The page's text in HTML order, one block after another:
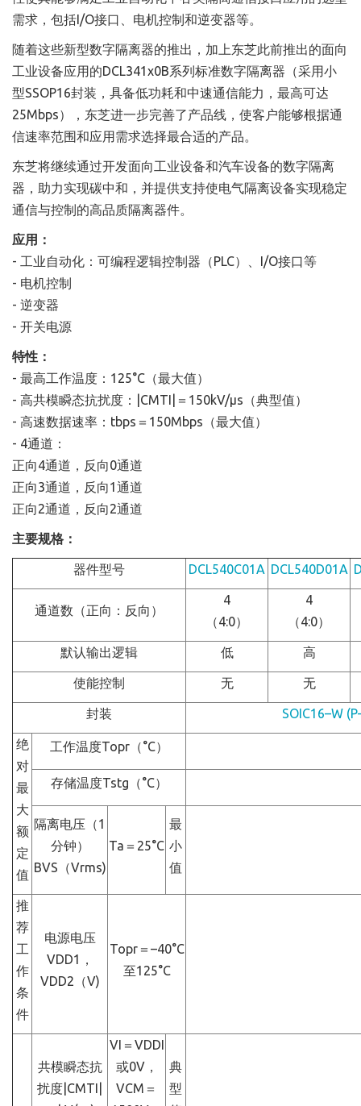
需求，包括I/O接口、电机控制和逆变器等。
随着这些新型数字隔离器的推出，加上东芝此前推出的面向
工业设备应用的DCL341x0B系列标准数字隔离器（采用小
型SSOP16封装，具备低功耗和中速通信能力，最高可达
25Mbps），东芝进一步完善了产品线，使客户能够根据通
信速率范围和应用需求选择最合适的产品。
东芝将继续通过开发面向工业设备和汽车设备的数字隔离
器，助力实现碳中和，并提供支持使电气隔离设备实现稳定
通信与控制的高品质隔离器件。
应用：
- 工业自动化：可编程逻辑控制器（PLC）、I/O接口等
- 电机控制
- 逆变器
- 开关电源
特性：
- 最高工作温度：125°C（最大值）
- 高共模瞬态抗扰度：|CMTI|＝150kV/μs（典型值）
- 高速数据速率：tbps＝150Mbps（最大值）
- 4通道：
正向4通道，反向0通道
正向3通道，反向1通道
正向2通道，反向2通道
主要规格：
器件型号 DCL540C01A DCL540D01A
通道数（正向：反向）
4
（4:0）
4
（4:0）
默认输出逻辑 低 高
使能控制 无 无
封装 SOIC16–W
绝
对
最
大
额
定
值
工作温度Topr（°C）
存储温度Tstg（°C）
隔离电压（1
分钟）
BVS（Vrms)
Ta＝25°C
最
小
值
推
荐
工
作
条
件
电源电压
VDD1，
VDD2（V)
Topr＝–40°C
至125°C
共模瞬态抗
扰度|CMTI|
VI＝VDDI
或0V，
VCM＝
典
型